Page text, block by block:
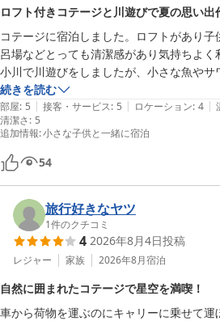
るかも。でも料金考えるとね。^_^
あと、鮎の塩焼きが少し塩が効きすぎかな
でも充分満足でした。
ロフト付きコテージと川遊びで夏の思い出
コテージに宿泊しました。ロフトがあり
呂場などとっても清潔感があり気持ちよく
小川で川遊びをしましたが、小さな魚やサ
キューセットも用意してあり。手持ち花火
す。素敵な夏の思い出ができました。また
続きを読む
部屋: 5 | 接客・サービス: 5 | ロケーション: 4 |
清潔さ: 5
追加情報:小さな子供と一緒に宿泊
54
旅行好きなヤツ
1件のクチコミ
4 2026年8月4日投稿
レジャー 家族 2026年8月宿泊
自然に囲まれたコテージで星空を満喫！
車から荷物を運ぶのにキャリーに乗せて